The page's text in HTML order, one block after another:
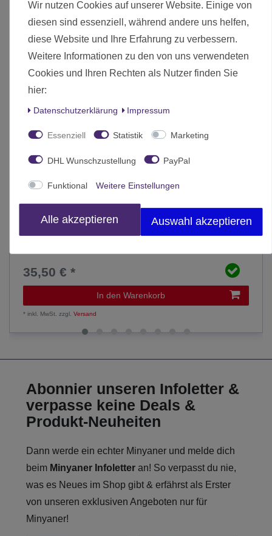
35,50 € *
In den Warenkorb
*inkl. MwSt. zzgl.Versand
Abonnier unseren Infoletter &
verpasse keine Deals &
Produkt-Neuheiten
Dann werde ein echter Minyaner und melde dich
beim Minyaner Infoletter an! So verpasst du nie,
was es Neues im Shop gibt & erfährst als Erster
von unseren exklusiven Angeboten nur für
Minyaner!
Wir nutzen Cookies auf unserer Website. Einige von
diesen sind essenziell, während andere uns helfen,
diese Website und Ihre Erfahrung zu verbessern.
Weitere Informationen zu den von uns verwendeten
Cookies und Ihren Rechten als Nutzer finden Sie
hier:
Daten­schutz­erklärung Impressum
Essenziell Statistik Marketing
DHL Wunschzustellung PayPal
Funktional Weitere Einstellungen
Alle akzeptieren Auswahl akzeptieren